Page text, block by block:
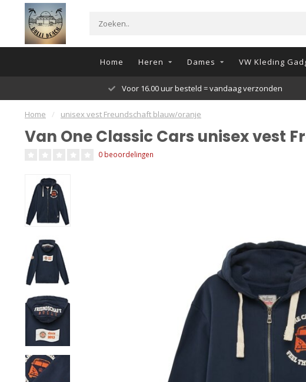
Home Heren Dames VW Kleding
Voor 16.00 uur besteld = vandaag verzonden
Home / unisex vest Freundschaft blauw/oranje
Van One Classic Cars unisex vest
0 beoordelingen